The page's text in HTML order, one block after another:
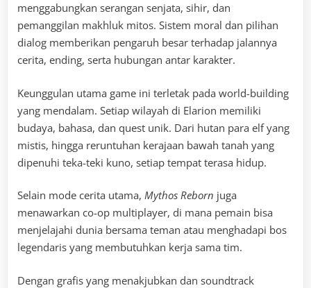
menggabungkan serangan senjata, sihir, dan
pemanggilan makhluk mitos. Sistem moral dan pilihan
dialog memberikan pengaruh besar terhadap jalannya
cerita, ending, serta hubungan antar karakter.
Keunggulan utama game ini terletak pada world-building
yang mendalam. Setiap wilayah di Elarion memiliki
budaya, bahasa, dan quest unik. Dari hutan para elf yang
mistis, hingga reruntuhan kerajaan bawah tanah yang
dipenuhi teka-teki kuno, setiap tempat terasa hidup.
Selain mode cerita utama, Mythos Reborn juga
menawarkan co-op multiplayer, di mana pemain bisa
menjelajahi dunia bersama teman atau menghadapi bos
legendaris yang membutuhkan kerja sama tim.
Dengan grafis yang menakjubkan dan soundtrack